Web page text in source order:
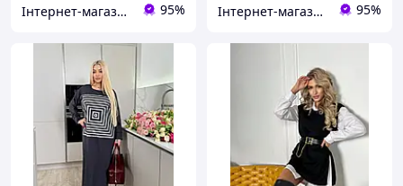
Інтернет-магазин "Подружки" 95% Інтернет-магазин "Подружки" 95%